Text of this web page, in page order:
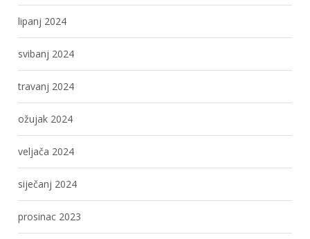
lipanj 2024
svibanj 2024
travanj 2024
ožujak 2024
veljača 2024
siječanj 2024
prosinac 2023